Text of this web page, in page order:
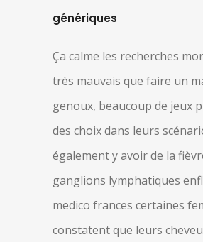
génériques
Ça calme les recherches
très mauvais que faire un
genoux, beaucoup de jeux
des choix dans leurs
également y avoir de la
ganglions lymphatiques
medico frances certaines
constatent que leurs